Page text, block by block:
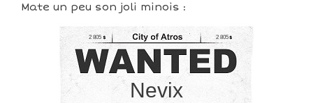
Mate un peu son joli minois :
2 805
Nevix
2 805